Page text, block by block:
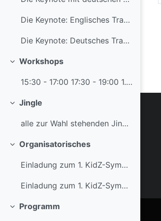
Die Keynote: Englisches Transkript
Die Keynote: Deutsches Transkript (Übersetzung Stephan Waba)
Einklappen
Workshops
15:30 - 17:00 17:30 - 19:00 1. Smart...
Einklappen
Jingle
alle zur Wahl stehenden Jingles zum Anhören
Einklappen
Organisatorisches
Einladung zum 1. KidZ-Symposium für Schulen
Einladung zum 1. KidZ-Symposium für Pädagogische Hochschulen
Einklappen
Programm